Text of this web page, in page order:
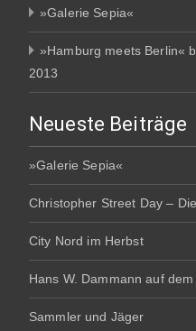
»Galerie Sepia«
»Hamburg meets Berlin«
2013
Neueste Beiträge
»Galerie Sepia«
Christopher Street Day –
City Nord im Herbst
Hans W. Dammann auf
Sammler und Jäger